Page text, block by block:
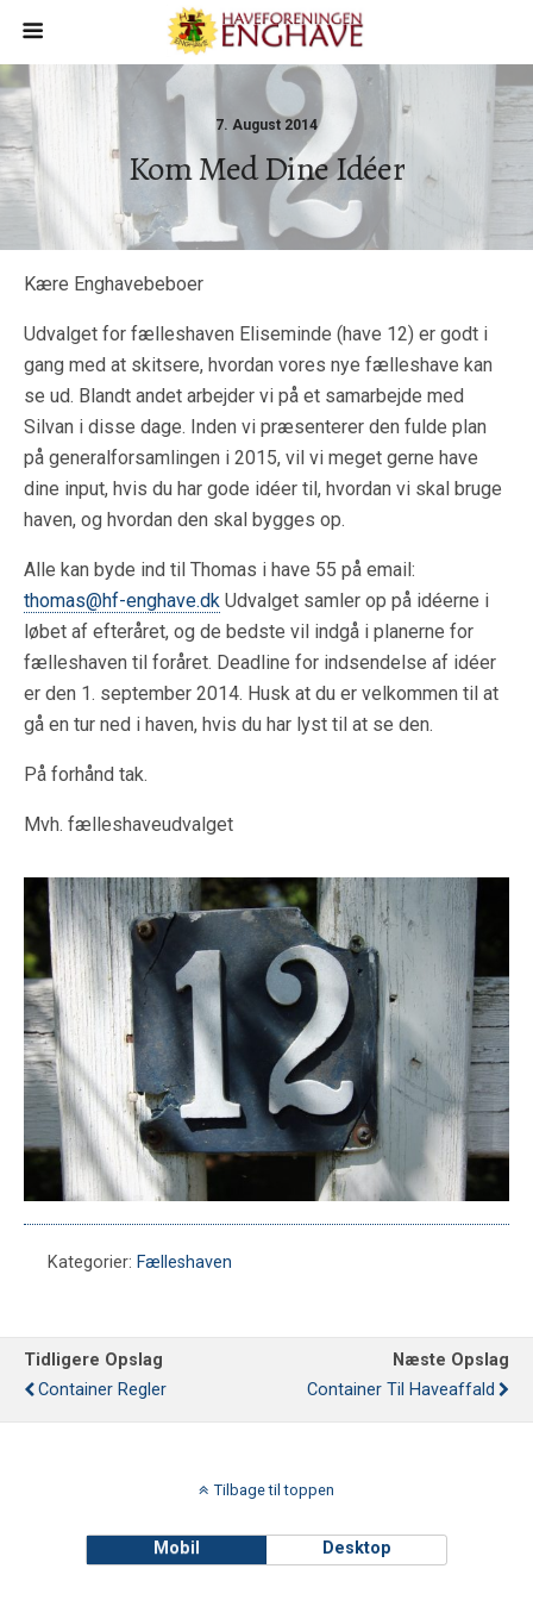
7. August 2014
Kom Med Dine Idéer
Kære Enghavebeboer
Udvalget for fælleshaven Eliseminde (have 12) er godt i
gang med at skitsere, hvordan vores nye fælleshave kan
se ud. Blandt andet arbejder vi på et samarbejde med
Silvan i disse dage. Inden vi præsenterer den fulde plan
på generalforsamlingen i 2015, vil vi meget gerne have
dine input, hvis du har gode idéer til, hvordan vi skal bruge
haven, og hvordan den skal bygges op.
Alle kan byde ind til Thomas i have 55 på email:
thomas@hf-enghave.dk Udvalget samler op på idéerne i
løbet af efteråret, og de bedste vil indgå i planerne for
fælleshaven til foråret. Deadline for indsendelse af idéer
er den 1. september 2014. Husk at du er velkommen til at
gå en tur ned i haven, hvis du har lyst til at se den.
På forhånd tak.
Mvh. fælleshaveudvalget
Kategorier: Fælleshaven
Tidligere Opslag
Container Regler
Næste Opslag
Container Til Haveaffald
Tilbage til toppen
Mobil Desktop